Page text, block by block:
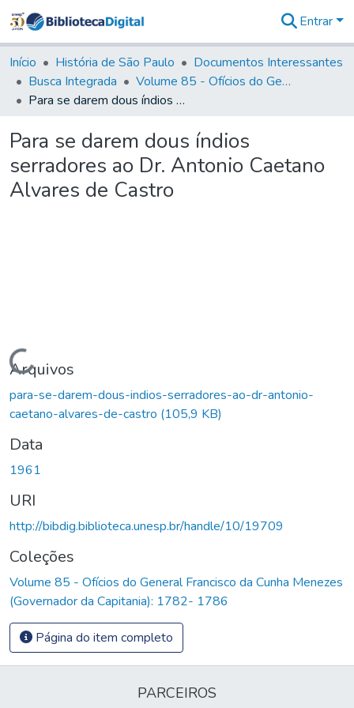
&
Coleções
Tudo na
Biblioteca
Estatísticas
Entrar
Início História de São Paulo
Documentos Interessantes
Busca Integrada
Volume 85 - Ofícios do General Francisco da Cunha Menezes (Governador da Capitania): 1782- 1786
Para se darem dous índios serradores ao Dr. Antonio Caetano Alvares de Castro
Para se darem dous índios
serradores ao Dr. Antonio Caetano
Alvares de Castro
Carregando...
Arquivos
para-se-darem-dous-indios-serradores-ao-dr-antonio-
caetano-alvares-de-castro (105,9 KB)
Data
1961
URI
http://bibdig.biblioteca.unesp.br/handle/10/19709
Coleções
Volume 85 - Ofícios do General Francisco da Cunha Menezes
(Governador da Capitania): 1782- 1786
Página do item completo
PARCEIROS